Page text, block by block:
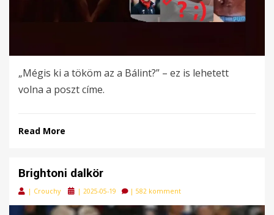
„Mégis ki a tököm az a Bálint?” – ez is lehetett
volna a poszt címe.
Read More
Brightoni dalkör
| Crouchy
Posted
| 2025-05-19 | 582 komment